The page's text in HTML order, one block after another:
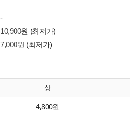
-
10,900원 (최저가)
7,000원 (최저가)
상
4,800원